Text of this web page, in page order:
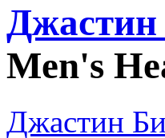
Джастин
Men's
Джастин